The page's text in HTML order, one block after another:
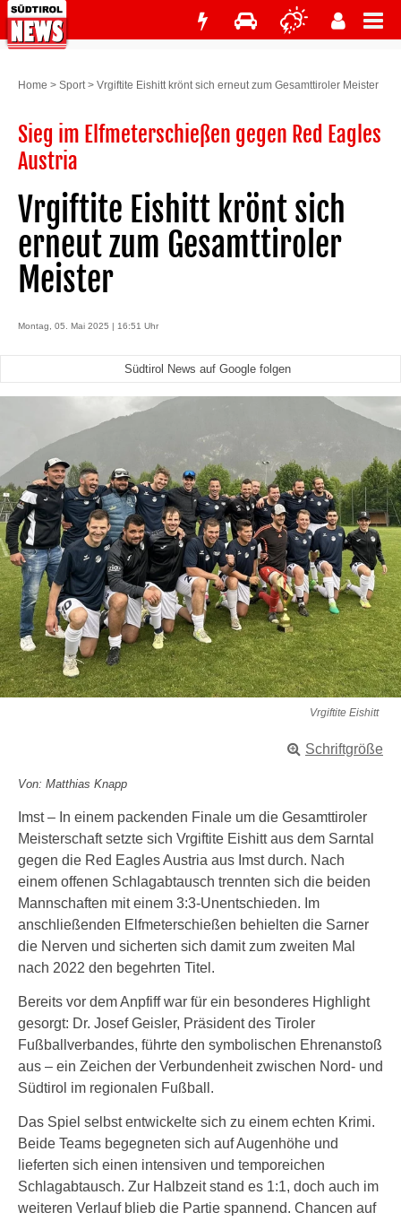
Home > Sport> Vrgiftite Eishitt krönt sich erneut zum Gesamttiroler Meister
Sieg im Elfmeterschießen gegen Red Eagles
Austria
Vrgiftite Eishitt krönt sich
erneut zum Gesamttiroler
Meister
Montag, 05. Mai 2025 | 16:51 Uhr
Südtirol News auf Google folgen
Vrgiftite Eishitt
Schriftgröße
Von: Matthias Knapp
Imst – In einem packenden Finale um die Gesamttiroler
Meisterschaft setzte sich Vrgiftite Eishitt aus dem Sarntal
gegen die Red Eagles Austria aus Imst durch. Nach
einem offenen Schlagabtausch trennten sich die beiden
Mannschaften mit einem 3:3-Unentschieden. Im
anschließenden Elfmeterschießen behielten die Sarner
die Nerven und sicherten sich damit zum zweiten Mal
nach 2022 den begehrten Titel.
Bereits vor dem Anpfiff war für ein besonderes Highlight
gesorgt: Dr. Josef Geisler, Präsident des Tiroler
Fußballverbandes, führte den symbolischen Ehrenanstoß
aus – ein Zeichen der Verbundenheit zwischen Nord- und
Südtirol im regionalen Fußball.
Das Spiel selbst entwickelte sich zu einem echten Krimi.
Beide Teams begegneten sich auf Augenhöhe und
lieferten sich einen intensiven und temporeichen
Schlagabtausch. Zur Halbzeit stand es 1:1, doch auch im
weiteren Verlauf blieb die Partie spannend. Chancen auf